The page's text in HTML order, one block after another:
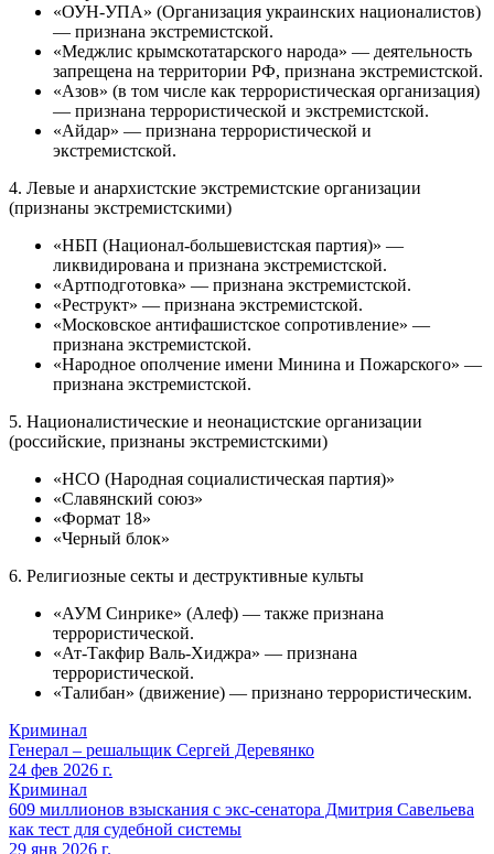
«ОУН-УПА» (Организация украинских националистов)
— признана экстремистской.
«Меджлис крымскотатарского народа» — деятельность
запрещена на территории РФ, признана экстремистской.
«Азов» (в том числе как террористическая организация)
— признана террористической и экстремистской.
«Айдар» — признана террористической и
экстремистской.
4. Левые и анархистские экстремистские организации
(признаны экстремистскими)
«НБП (Национал-большевистская партия)» —
ликвидирована и признана экстремистской.
«Артподготовка» — признана экстремистской.
«Реструкт» — признана экстремистской.
«Московское антифашистское сопротивление» —
признана экстремистской.
«Народное ополчение имени Минина и Пожарского» —
признана экстремистской.
5. Националистические и неонацистские организации
(российские, признаны экстремистскими)
«НСО (Народная социалистическая партия)»
«Славянский союз»
«Формат 18»
«Черный блок»
6. Религиозные секты и деструктивные культы
«АУМ Синрике» (Алеф) — также признана
террористической.
«Ат-Такфир Валь-Хиджра» — признана
террористической.
«Талибан» (движение) — признано террористическим.
Криминал
Генерал – решальщик Сергей Деревянко
24 фев 2026 г.
Криминал
609 миллионов взыскания с экс-сенатора Дмитрия Савельева
как тест для судебной системы
29 янв 2026 г.